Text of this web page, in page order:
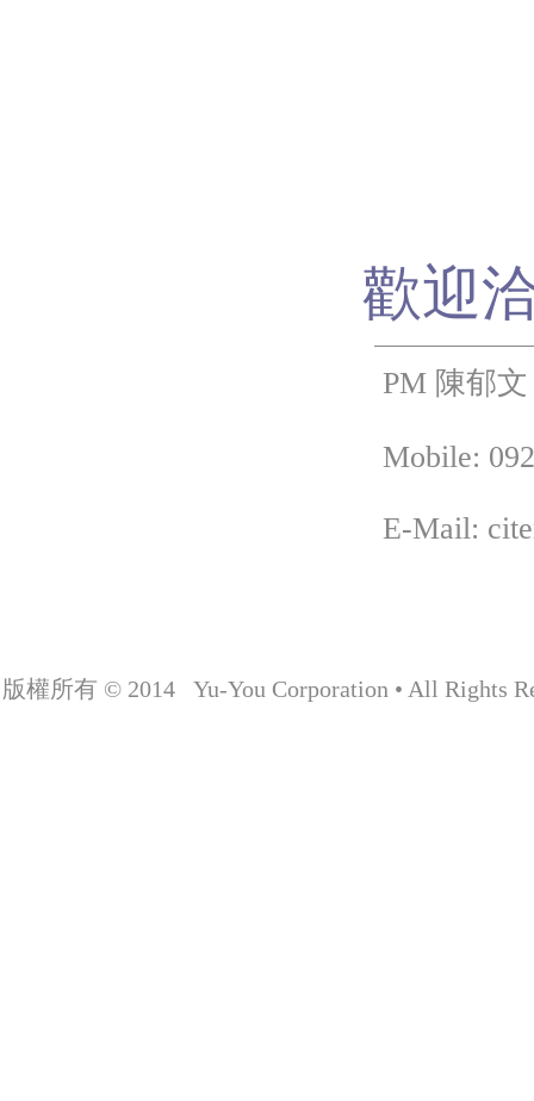
歡迎
PM 陳郁文
Mobile:
E-Mail:
版權所有 © 2014 Yu-You Corporation • All Rights